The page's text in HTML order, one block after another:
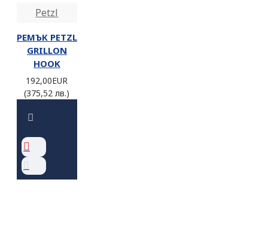
Petzl
РЕМЪК PETZL
GRILLON
HOOK
192,00EUR
(375,52 лв.)